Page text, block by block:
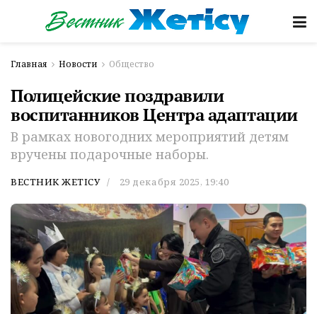
Главная Новости Общество
Полицейские поздравили
воспитанников Центра адаптации
В рамках новогодних мероприятий детям
вручены подарочные наборы.
ВЕСТНИК ЖЕТІСУ 29 декабря 2025, 19:40